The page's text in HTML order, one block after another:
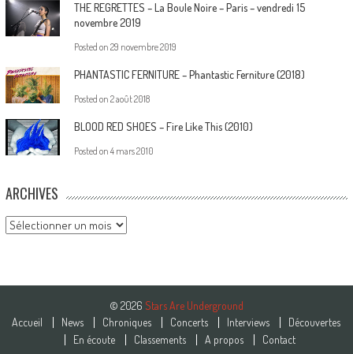
THE REGRETTES – La Boule Noire – Paris – vendredi 15
novembre 2019
Posted on 29 novembre 2019
PHANTASTIC FERNITURE – Phantastic Ferniture (2018)
Posted on 2 août 2018
BLOOD RED SHOES – Fire Like This (2010)
Posted on 4 mars 2010
ARCHIVES
Archives
© 2026 Stars Are Underground
Accueil
News Chroniques Concerts Interviews
Découvertes
En écoute
Classements A propos Contact